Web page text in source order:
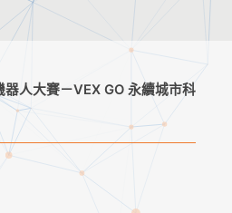
人大賽－VEX GO 永續城市科